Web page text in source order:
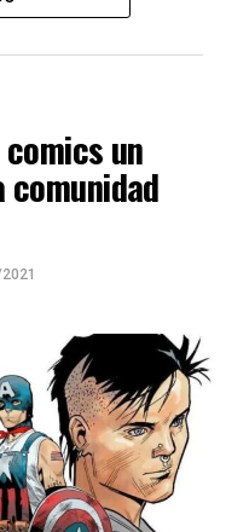
través de la Ley
la supervivencia de
las ciencias, y el
dice uno de los
un